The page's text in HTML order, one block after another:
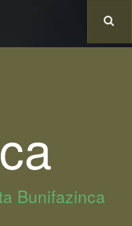
Bunifazinca